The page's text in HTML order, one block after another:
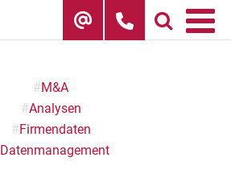
#M&A
#Analysen
#Firmendaten
Datenmanagement